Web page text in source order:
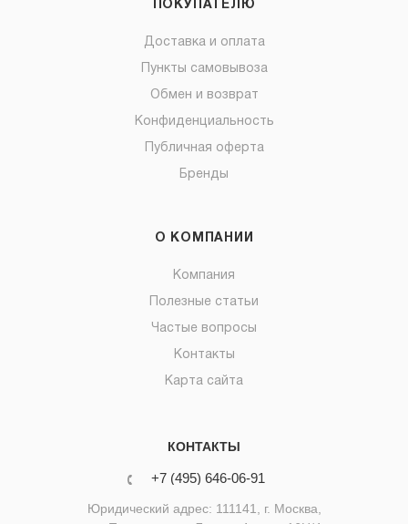
ПОКУПАТЕЛЮ
Доставка и оплата
Пункты самовывоза
Обмен и возврат
Конфиденциальность
Публичная оферта
Бренды
О КОМПАНИИ
Компания
Полезные статьи
Частые вопросы
Контакты
Карта сайта
КОНТАКТЫ
+7 (495) 646-06-91
Юридический адрес: 111141, г. Москва,